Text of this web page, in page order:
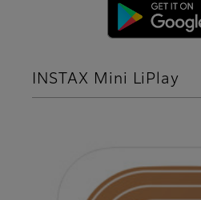
INSTAX Mini LiPlay